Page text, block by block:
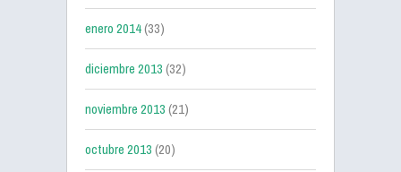
enero 2014(33)
diciembre 2013(32)
noviembre 2013(21)
octubre 2013(20)